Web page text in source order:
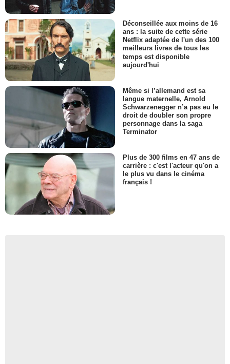
Déconseillée aux moins de 16
ans : la suite de cette série
Netflix adaptée de l'un des 100
meilleurs livres de tous les
temps est disponible
aujourd'hui
Même si l’allemand est sa
langue maternelle, Arnold
Schwarzenegger n’a pas eu le
droit de doubler son propre
personnage dans la saga
Terminator
Plus de 300 films en 47 ans de
carrière : c'est l'acteur qu'on a
le plus vu dans le cinéma
français !